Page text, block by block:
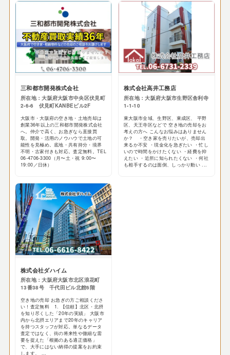
三和都市開発株式会社
所在地：大阪府大阪市中央区伏見町
2-6-6 伏見町KANBEビル2F
大阪市・大阪府の空き地・土地売却は
創業36年以上の三和都市開発株式会社
へ。仲介で高く、お急ぎなら直接買
取。開発・活用のノウハウで土地の可
能性を見極め。底地・共有持分・境界
不明・古家付きも対応。査定無料。TEL
06-4706-3300（月〜土・祝 9:00〜
19:00／日休）
株式会社高井工務店
所在地：大阪府大阪市生野区舎利寺
1-1-10
東大阪市全域、生野区、東成区、 平野
区、天王寺区などで 空き地の売却をお
考えの方へ こんなお悩みはありません
か？ ・空き家を売りたいが、売却出
来るか不安 ・現金化を急ぎたい ・忙し
いので時間をかけたくない ・経費を抑
えたい ・近所に知られたくない ・何社
も相手するのは面倒、しっかり動い ...
株式会社ダハイム
所在地：大阪府大阪市北区浪花町
13番38号 千代田ビル北館6階
空き地の売却 お急ぎの方ご相談くださ
い！査定無料 1. 【信頼】北区・北摂
を知り尽くした「20年の実績」 大阪市
内から北摂エリアまで20年のキャリア
を持つスタッフが対応。単なるデータ
査定ではなく、街の将来性や微細な需
要を捉えた「根拠のある適正価格」
で、大手にはない納得の提案をお約束
します。 ...